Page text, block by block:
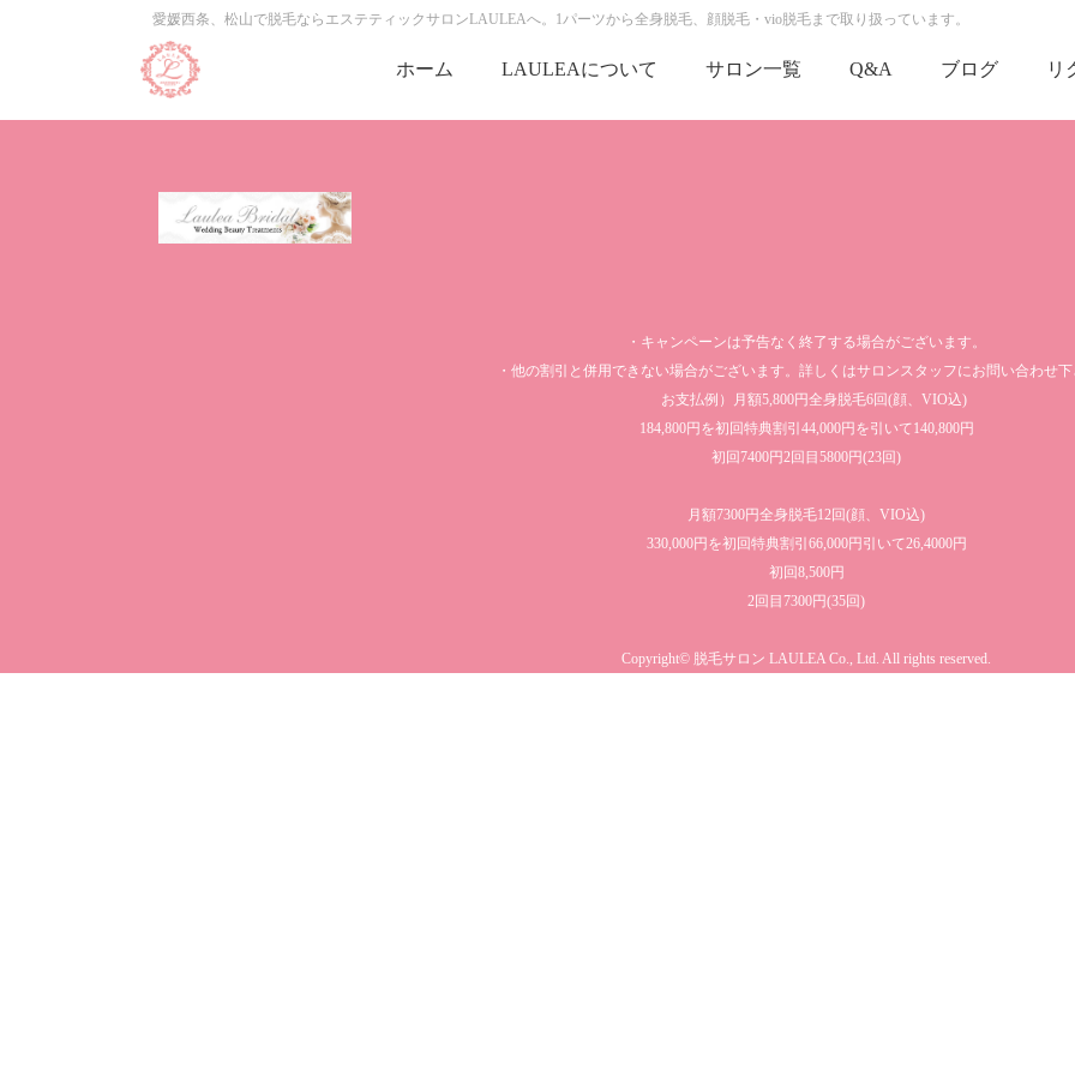
愛媛西条、松山で脱毛ならエステティックサロンLAULEAへ。1パーツから全身脱毛、顔脱毛・vio脱毛まで取り扱っています。
ホーム LAULEAについて サロン一覧 Q&A ブログ リ
・キャンペーンは予告なく終了する場合がございます。
・他の割引と併用できない場合がございます。詳しくはサロンスタッフにお問い合わせ下
お支払例）月額5,800円全身脱毛6回(顔、VIO込)
184,800円を初回特典割引44,000円を引いて140,800円
初回7400円2回目5800円(23回)
月額7300円全身脱毛12回(顔、VIO込)
330,000円を初回特典割引66,000円引いて26,4000円
初回8,500円
2回目7300円(35回)
Copyright© 脱毛サロン LAULEA Co., Ltd. All rights reserved.